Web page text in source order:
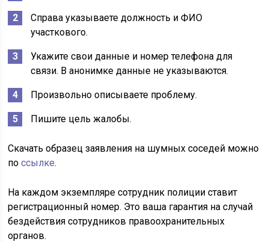
Справа указываете должность и ФИО
участкового.
Укажите свои данные и номер телефона для
связи. В анонимке данные не указываются.
Произвольно описываете проблему.
Пишите цель жалобы.
Скачать образец заявления на шумных соседей можно
поссылке.
На каждом экземпляре сотрудник полиции ставит
регистрационный номер. Это ваша гарантия на случай
бездействия сотрудников правоохранительных
органов.